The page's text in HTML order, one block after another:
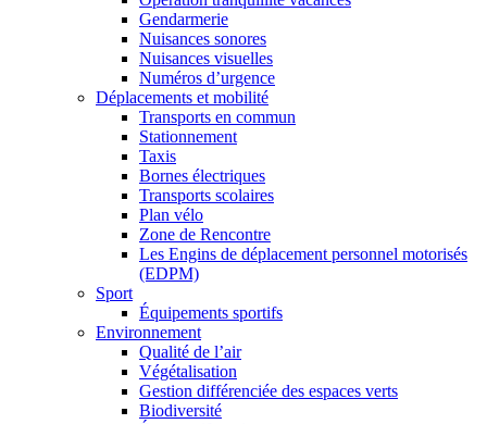
Gendarmerie
Nuisances sonores
Nuisances visuelles
Numéros d’urgence
Déplacements et mobilité
Transports en commun
Stationnement
Taxis
Bornes électriques
Transports scolaires
Plan vélo
Zone de Rencontre
Les Engins de déplacement personnel motorisés
(EDPM)
Sport
Équipements sportifs
Environnement
Qualité de l’air
Végétalisation
Gestion différenciée des espaces verts
Biodiversité